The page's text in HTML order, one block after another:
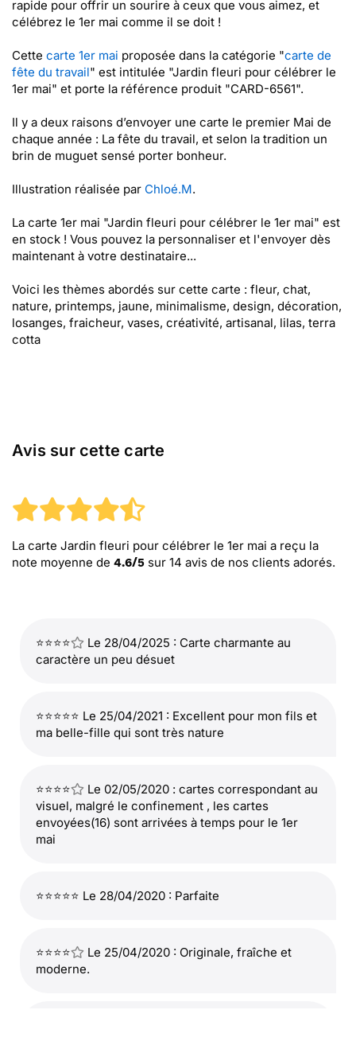
rapide pour offrir un sourire à ceux que vous aimez, et
célébrez le 1er mai comme il se doit !
Cette carte 1er mai proposée dans la catégorie "carte de
fête du travail" est intitulée "Jardin fleuri pour célébrer le
1er mai" et porte la référence produit "CARD-6561".
Il y a deux raisons d’envoyer une carte le premier Mai de
chaque année : La fête du travail, et selon la tradition un
brin de muguet sensé porter bonheur.
Illustration réalisée par Chloé.M.
La carte 1er mai "Jardin fleuri pour célébrer le 1er mai" est
en stock ! Vous pouvez la personnaliser et l'envoyer dès
maintenant à votre destinataire...
Voici les thèmes abordés sur cette carte : fleur, chat,
nature, printemps, jaune, minimalisme, design, décoration,
losanges, fraicheur, vases, créativité, artisanal, lilas, terra
cotta
Avis sur cette carte
La carte Jardin fleuri pour célébrer le 1er mai a reçu la
note moyenne de 4.6/5 sur 14 avis de nos clients adorés.
⭐⭐⭐⭐
Le 28/04/2025 : Carte charmante au
caractère un peu désuet
⭐⭐⭐⭐⭐ Le 25/04/2021 : Excellent pour mon fils et
ma belle-fille qui sont très nature
⭐⭐⭐⭐
Le 02/05/2020 : cartes correspondant au
visuel, malgré le confinement , les cartes
envoyées(16) sont arrivées à temps pour le 1er
mai
⭐⭐⭐⭐⭐ Le 28/04/2020 : Parfaite
⭐⭐⭐⭐
Le 25/04/2020 : Originale, fraîche et
moderne.